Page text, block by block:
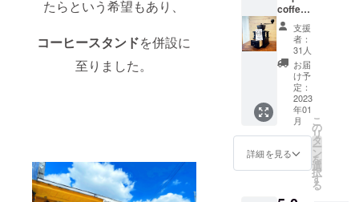
たらという希望もあり、
コーヒースタンドを併設に
至りました。
coffee
standで
使える
１０杯
分の珈
琲回数
券 】
empire
coffee
standで
使える
珈琲の
回数券
になり
支援
者：
31人
お届
け予
定：
2023
年01
月
詳細を見る
こ
の
リ
タ
ー
ン
を
選
択
す
る